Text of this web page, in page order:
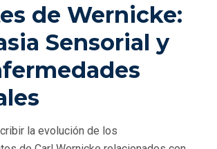
de Wernicke:
Sensorial y
la evolución de los